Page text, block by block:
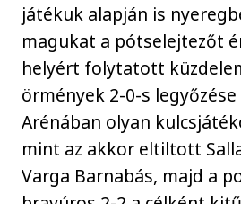
játékuk alapján is
magukat a pótselejtezőt
helyért folytatott
örmények 2-0-s legyőzése
Arénában olyan
mint az akkor eltiltott
Varga Barnabás, majd a